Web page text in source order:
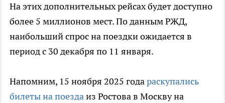
На этих дополнительных рейсах будет доступно
более 5 миллионов мест. По данным РЖД,
наибольший спрос на поездки ожидается в
период с 30 декабря по 11 января.
Напомним, 15 ноября 2025 годараскупались
билеты на поездаиз Ростова в Москву на